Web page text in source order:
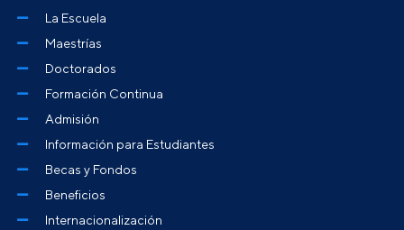
La Escuela
Maestrías
Doctorados
Formación Continua
Admisión
Información para Estudiantes
Becas y Fondos
Beneficios
Internacionalización